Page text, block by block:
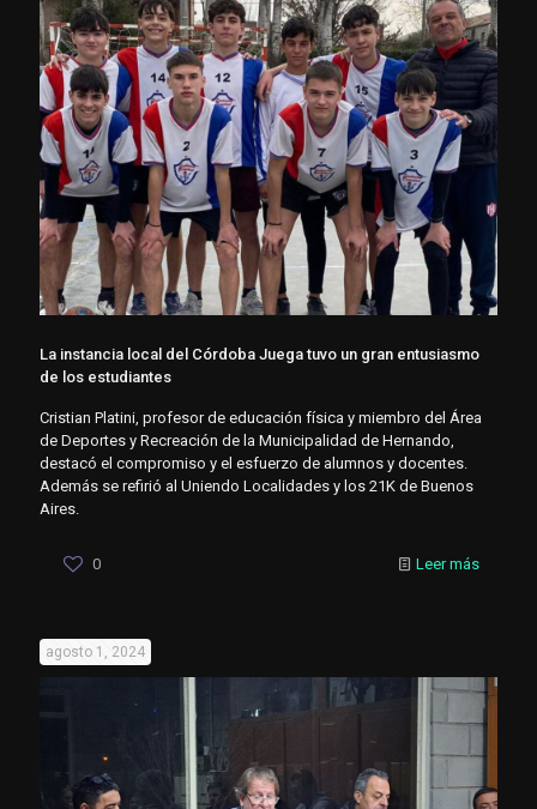
La instancia local del Córdoba Juega tuvo un gran entusiasmo
de los estudiantes
Cristian Platini, profesor de educación física y miembro del Área
de Deportes y Recreación de la Municipalidad de Hernando,
destacó el compromiso y el esfuerzo de alumnos y docentes.
Además se refirió al Uniendo Localidades y los 21K de Buenos
Aires.
0 Leer más
agosto 1, 2024